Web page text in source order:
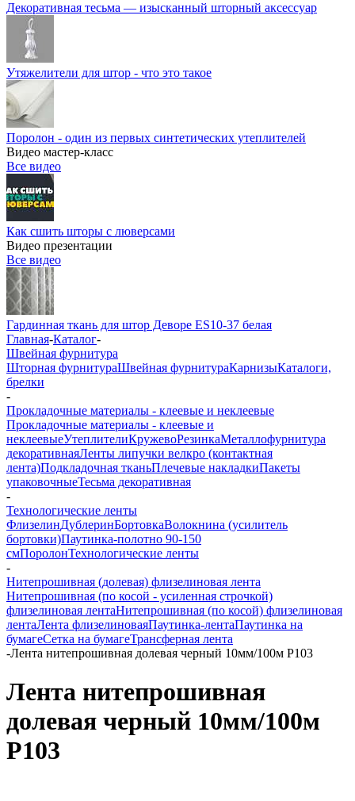
Декоративная тесьма — изысканный шторный аксессуар
Утяжелители для штор - что это такое
Поролон - один из первых синтетических утеплителей
Видео мастер-класс
Все видео
Как сшить шторы с люверсами
Видео презентации
Все видео
Гардинная ткань для штор Деворе ES10-37 белая
Главная-Каталог-
Швейная фурнитура
Шторная фурнитураШвейная фурнитураКарнизыКаталоги,
брелки
-
Прокладочные материалы - клеевые и неклеевые
Прокладочные материалы - клеевые и
неклеевыеУтеплителиКружевоРезинкаМеталлофурнитура
декоративнаяЛенты липучки велкро (контактная
лента)Подкладочная тканьПлечевые накладкиПакеты
упаковочныеТесьма декоративная
-
Технологические ленты
ФлизелинДублеринБортовкаВолокнина (усилитель
бортовки)Паутинка-полотно 90-150
смПоролонТехнологические ленты
-
Нитепрошивная (долевая) флизелиновая лента
Нитепрошивная (по косой - усиленная строчкой)
флизелиновая лентаНитепрошивная (по косой) флизелиновая
лентаЛента флизелиноваяПаутинка-лентаПаутинка на
бумагеСетка на бумагеТрансферная лента
-Лента нитепрошивная долевая черный 10мм/100м Р103
Лента нитепрошивная
долевая черный 10мм/100м
Р103